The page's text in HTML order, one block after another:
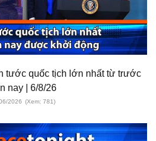
tước quốc tịch lớn nhất từ trước
nay | 6/8/26
2026 (Xem: 781)